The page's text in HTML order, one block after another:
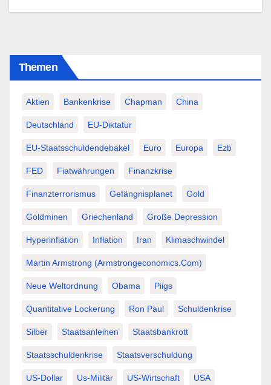
Themen
Aktien Bankenkrise Chapman China
Deutschland EU-Diktatur
EU-Staatsschuldendebakel Euro Europa Ezb
FED Fiatwährungen Finanzkrise
Finanzterrorismus Gefängnisplanet Gold
Goldminen Griechenland Große Depression
Hyperinflation Inflation Iran Klimaschwindel
Martin Armstrong (Armstrongeconomics.com)
Neue Weltordnung Obama Piigs
Quantitative Lockerung Ron Paul Schuldenkrise
Silber Staatsanleihen Staatsbankrott
Staatsschuldenkrise Staatsverschuldung
US-Dollar Us-Militär US-Wirtschaft USA